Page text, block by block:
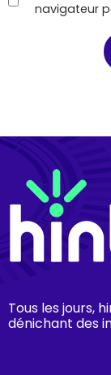
navigateur
Tous les jours,
dénichant des